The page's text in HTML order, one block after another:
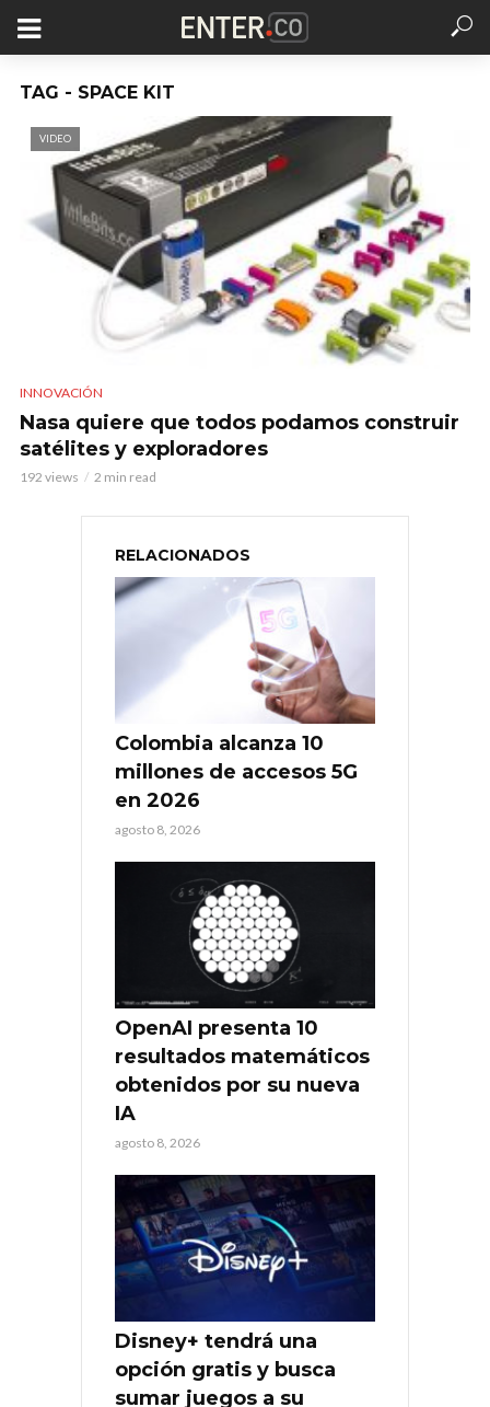
TAG - SPACE KIT
VIDEO
INNOVACIÓN
Nasa quiere que todos podamos construir
satélites y exploradores
192 views 2 min read
RELACIONADOS
Colombia alcanza 10
millones de accesos 5G
en 2026
agosto 8, 2026
OpenAI presenta 10
resultados matemáticos
obtenidos por su nueva
IA
agosto 8, 2026
Disney+ tendrá una
opción gratis y busca
sumar juegos a su